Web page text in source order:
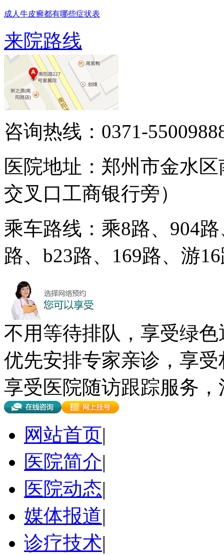
成人牛皮癣都有哪些症状表
来院路线
咨询热线：0371-
医院地址：郑州市金水
交叉口工商银行旁）
乘车路线：乘8路、904
路、b23路、169路、游
不用等待排队，享受绿
优先安排专家亲诊，享
享受医院随访跟踪服务
网站首页|
医院简介|
医院动态|
媒体报道|
诊疗技术|